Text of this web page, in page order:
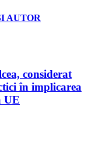
AUTOR
considerat
în implicarea
UE